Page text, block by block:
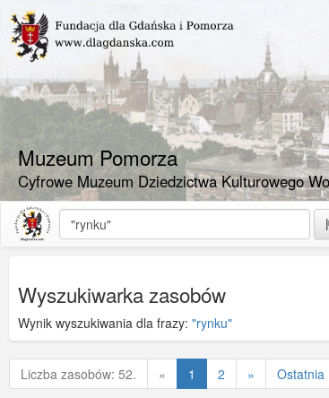
Muzeum Pomorza
Cyfrowe Muzeum Dziedzictwa Kulturowego
Wyszukiwarka zasobów
Wynik wyszukiwania dla frazy: "rynku"
Liczba zasobów: 52. « Poprzednia
1 2 » Ostatnia